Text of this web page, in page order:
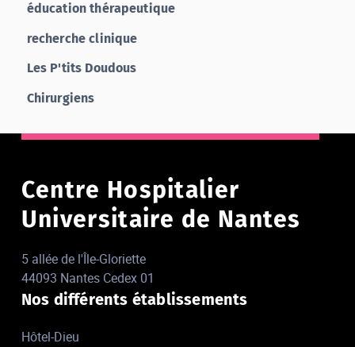
éducation thérapeutique
recherche clinique
Les P'tits Doudous
Chirurgiens
Centre Hospitalier
Universitaire de Nantes
5 allée de l'Île-Gloriette
44093 Nantes Cedex 01
Nos différents établissements
Hôtel-Dieu